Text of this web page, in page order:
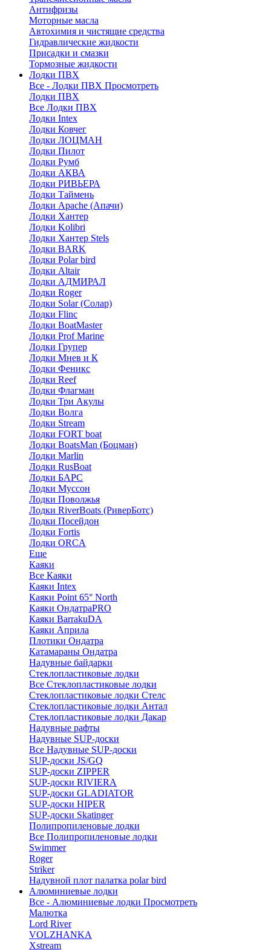
Антифризы
Моторные масла
Автохимия и чистящие средства
Гидравлические жидкости
Присадки и смазки
Тормозные жидкости
Лодки ПВХ
Все - Лодки ПВХ Просмотреть
Лодки ПВХ
Все Лодки ПВХ
Лодки Intex
Лодки Ковчег
Лодки ЛОЦМАН
Лодки Пилот
Лодки Румб
Лодки АКВА
Лодки РИВЬЕРА
Лодки Таймень
Лодки Apache (Апачи)
Лодки Хантер
Лодки Kolibri
Лодки Хантер Stels
Лодки BARK
Лодки Polar bird
Лодки Altair
Лодки АДМИРАЛ
Лодки Roger
Лодки Solar (Солар)
Лодки Flinc
Лодки BoatMaster
Лодки Prof Marine
Лодки Групер
Лодки Мнев и К
Лодки Феникс
Лодки Reef
Лодки Флагман
Лодки Три Акулы
Лодки Волга
Лодки Stream
Лодки FORT boat
Лодки BoatsMan (Боцман)
Лодки Marlin
Лодки RusBoat
Лодки БАРС
Лодки Муссон
Лодки Поволжья
Лодки RiverBoats (РиверБотс)
Лодки Посейдон
Лодки Fortis
Лодки ORCA
Еще
Каяки
Все Каяки
Каяки Intex
Каяки Point 65° North
Каяки ОндатраPRO
Каяки BarrakuDA
Каяки Априла
Плотики Ондатра
Катамараны Ондатра
Надувные байдарки
Стеклопластиковые лодки
Все Стеклопластиковые лодки
Стеклопластиковые лодки Стелс
Стеклопластиковые лодки Антал
Стеклопластиковые лодки Дакар
Надувные рафты
Надувные SUP-доски
Все Надувные SUP-доски
SUP-доски JS/GQ
SUP-доски ZIPPER
SUP-доски RIVIERA
SUP-доски GLADIATOR
SUP-доски HIPER
SUP-доски Skatinger
Полипропиленовые лодки
Все Полипропиленовые лодки
Swimmer
Roger
Striker
Надувной плот палатка polar bird
Алюминиевые лодки
Все - Алюминиевые лодки Просмотреть
Малютка
Lord River
VOLZHANKA
Xstream